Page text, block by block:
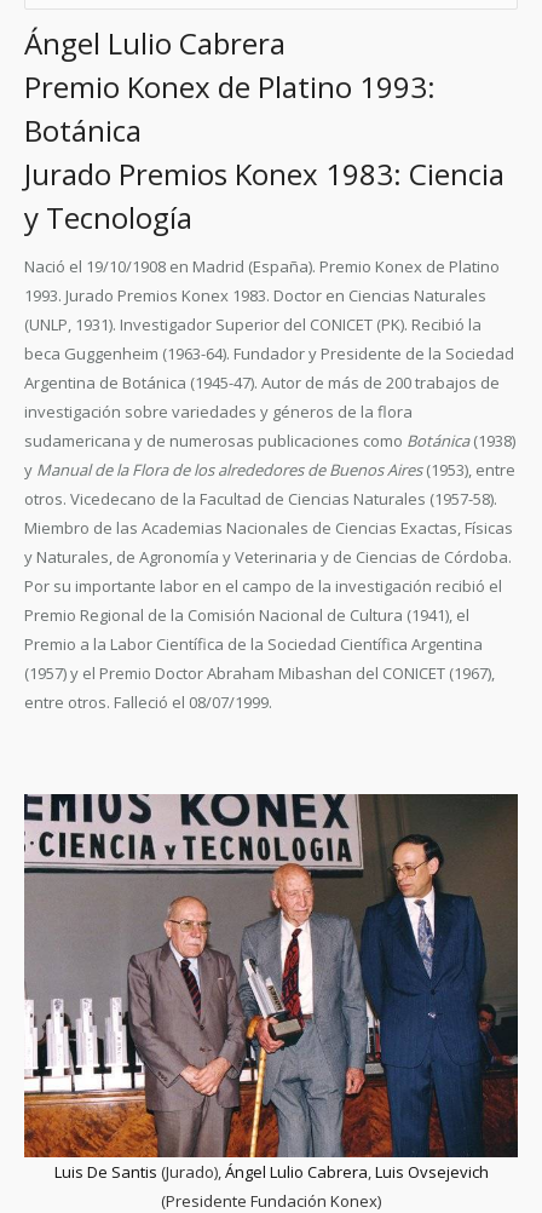
Ángel Lulio Cabrera
Premio Konex de Platino 1993:
Botánica
Jurado Premios Konex 1983: Ciencia
y Tecnología
Nació el 19/10/1908 en Madrid (España). Premio Konex de Platino
1993. Jurado Premios Konex 1983. Doctor en Ciencias Naturales
(UNLP, 1931). Investigador Superior del CONICET (PK). Recibió la
beca Guggenheim (1963-64). Fundador y Presidente de la Sociedad
Argentina de Botánica (1945-47). Autor de más de 200 trabajos de
investigación sobre variedades y géneros de la flora
sudamericana y de numerosas publicaciones como Botánica(1938)
y Manual de la Flora de los alrededores de Buenos Aires(1953), entre
otros. Vicedecano de la Facultad de Ciencias Naturales (1957-58).
Miembro de las Academias Nacionales de Ciencias Exactas, Físicas
y Naturales, de Agronomía y Veterinaria y de Ciencias de Córdoba.
Por su importante labor en el campo de la investigación recibió el
Premio Regional de la Comisión Nacional de Cultura (1941), el
Premio a la Labor Científica de la Sociedad Científica Argentina
(1957) y el Premio Doctor Abraham Mibashan del CONICET (1967),
entre otros. Falleció el 08/07/1999.
Luis De Santis (Jurado),Ángel Lulio Cabrera,Luis Ovsejevich
(Presidente Fundación Konex)